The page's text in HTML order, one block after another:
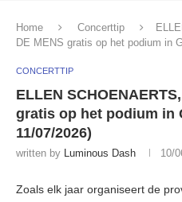
Home Concerttip
DE MENS gratis op het podium in
CONCERTTIP
ELLEN
gratis op het podium in
11/07/2026)
written by Luminous Dash 10/
Zoals elk jaar organiseert de